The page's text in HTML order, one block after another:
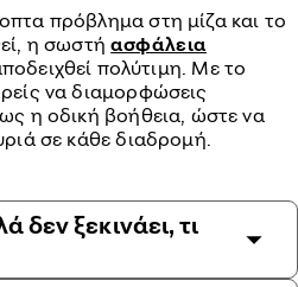
πρόβλημα στη μίζα και το
η σωστήασφάλεια
πολύτιμη. Με το
να διαμορφώσεις
η οδική βοήθεια, ώστε να
σε κάθε διαδρομή.
δεν ξεκινάει, τι